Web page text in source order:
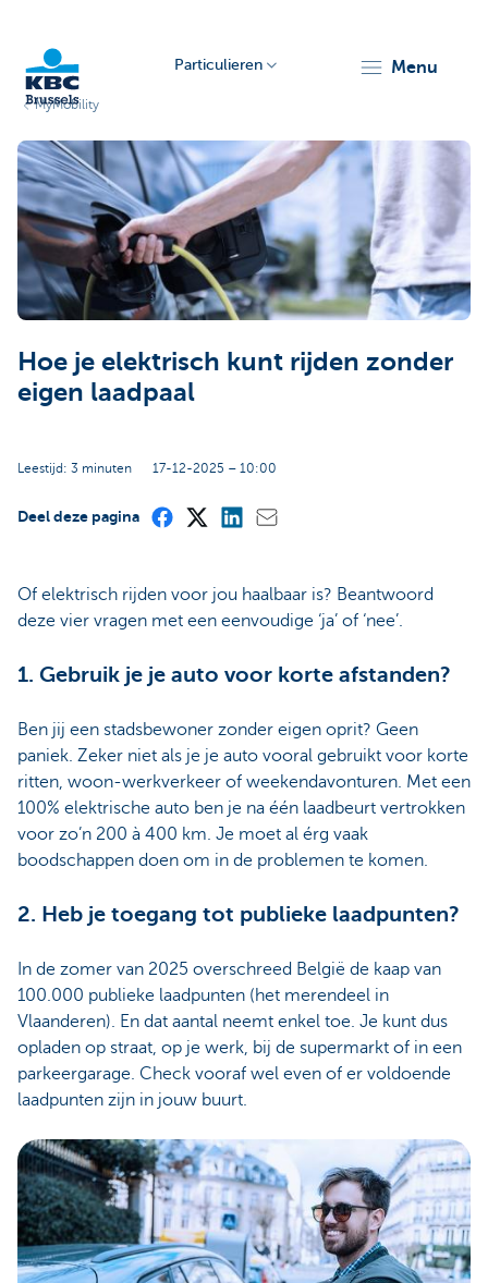
Brussels
Particulieren menu
MyMobility
Hoe je elektrisch kunt rijden zonder
eigen laadpaal
Leestijd: 3 minuten 17-12-2025 – 10:00
Deel deze pagina
Of elektrisch rijden voor jou haalbaar is? Beantwoord
deze vier vragen met een eenvoudige ‘ja’ of ‘nee’.
1. Gebruik je je auto voor korte afstanden?
Ben jij een stadsbewoner zonder eigen oprit? Geen
paniek. Zeker niet als je je auto vooral gebruikt voor korte
ritten, woon-werkverkeer of weekendavonturen. Met een
100% elektrische auto ben je na één laadbeurt vertrokken
voor zo’n 200 à 400 km. Je moet al érg vaak
boodschappen doen om in de problemen te komen.
2. Heb je toegang tot publieke laadpunten?
In de zomer van 2025 overschreed België de kaap van
100.000 publieke laadpunten (het merendeel in
Vlaanderen). En dat aantal neemt enkel toe. Je kunt dus
opladen op straat, op je werk, bij de supermarkt of in een
parkeergarage. Check vooraf wel even of er voldoende
laadpunten zijn in jouw buurt.